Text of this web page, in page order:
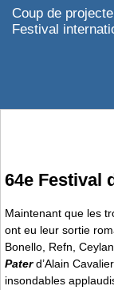
Coup de
Festival
64e Festival
Maintenant que les
ont eu leur sortie
Bonello, Refn,
Pater d’Alain
insondables